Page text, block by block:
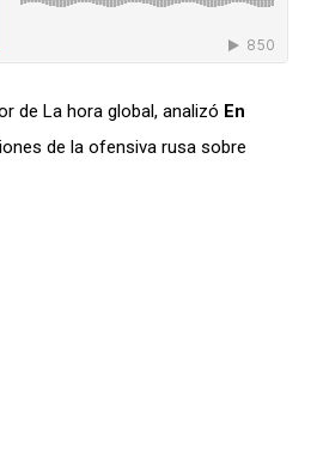
de La hora global, analizó En
de la ofensiva rusa sobre